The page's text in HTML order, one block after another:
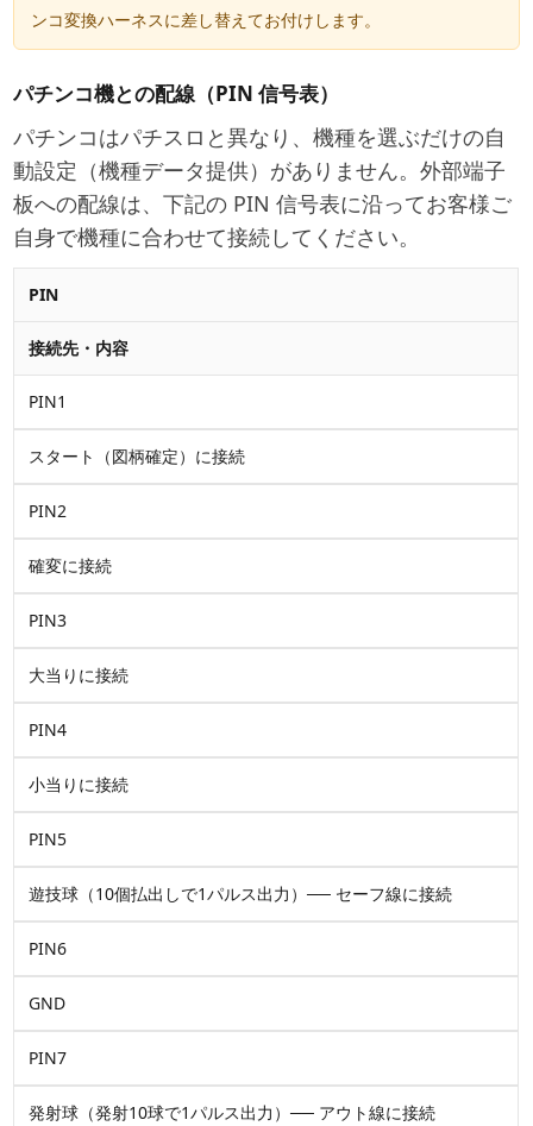
ンコ変換ハーネスに差し替えてお付けします。
パチンコ機との配線（PIN 信号表）
パチンコはパチスロと異なり、機種を選ぶだけの自
動設定（機種データ提供）がありません。外部端子
板への配線は、下記の PIN 信号表に沿ってお客様ご
自身で機種に合わせて接続してください。
PIN
接続先・内容
PIN1
スタート（図柄確定） に接続
PIN2
確変に接続
PIN3
大当り に接続
PIN4
小当り に接続
PIN5
遊技球 （10個払出しで1パルス出力）── セーフ線に接続
PIN6
GND
PIN7
発射球 （発射10球で1パルス出力）── アウト線に接続